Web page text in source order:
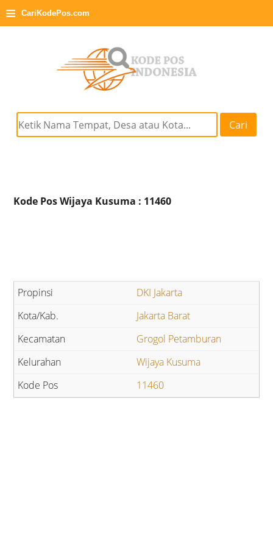
≡ CariKodePos.com
Cari
Kode Pos Wijaya Kusuma : 11460
DKI Jakarta
Jakarta Barat
Grogol Petamburan
Wijaya Kusuma
11460